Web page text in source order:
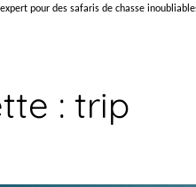
pour des safaris de chasse
: trip